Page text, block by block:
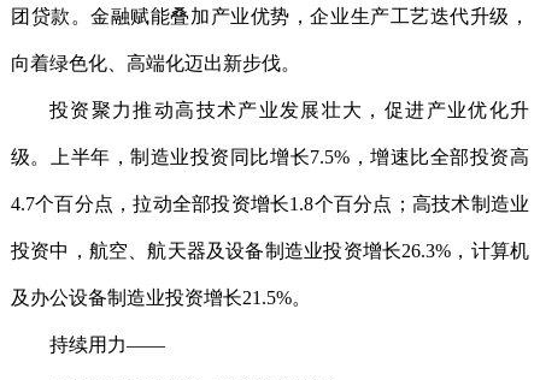
团贷款。金融赋能叠加产业优势，企业生产工艺迭代升级，
向着绿色化、高端化迈出新步伐。
投资聚力推动高技术产业发展壮大，促进产业优化升
级。上半年，制造业投资同比增长7.5%，增速比全部投资高
4.7个百分点，拉动全部投资增长1.8个百分点；高技术制造业
投资中，航空、航天器及设备制造业投资增长26.3%，计算机
及办公设备制造业投资增长21.5%。
持续用力——